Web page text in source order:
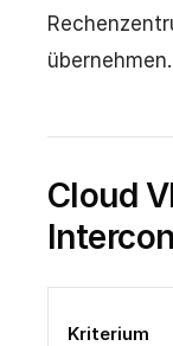
übernehmen.
Cloud
Kriterium